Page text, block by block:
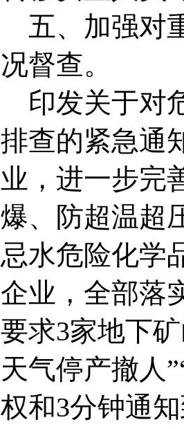
五、加强对
况督查。
印发关于对
排查的紧急通
业，进一步完
爆、防超温超
忌水危险化学
企业，全部落
要求3家地下
天气停产撤人
权和3分钟通